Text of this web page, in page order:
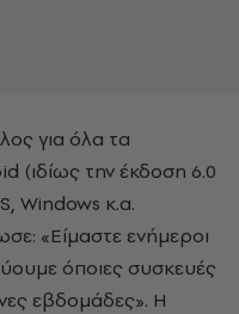
για όλα τα
(ιδίως την έκδοση 6.0
Windows κ.α.
«Είμαστε ενήμεροι
όποιες συσκευές
εβδομάδες». Η